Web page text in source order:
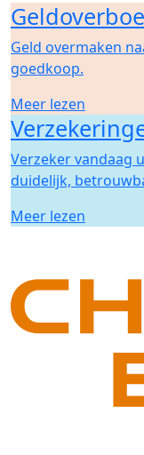
Geld overmaken
goedkoop.
Meer lezen
Verzeker vandaag
duidelijk,
Meer lezen